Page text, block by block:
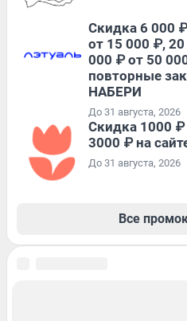
Скидка 6 000
от 15 000 ₽,
000 ₽ от 50
повторные
НАБЕРИ
До 31 августа, 2026
Скидка 1000 ₽
3000 ₽ на
До 31 августа, 2026
Все